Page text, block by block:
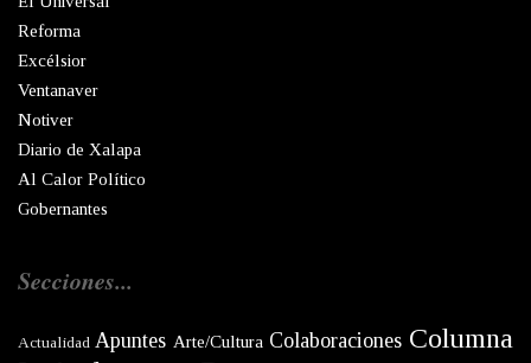
Reforma
Excélsior
Ventanaver
Notiver
Diario de Xalapa
Al Calor Político
Gobernantes
Secciones...
Actualidad Apuntes Arte/Cultura Colaboraciones Columna